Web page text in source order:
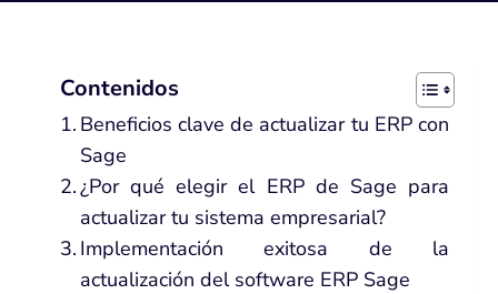
Contenidos
Beneficios clave de actualizar tu ERP con
Sage
¿Por qué elegir el ERP de Sage para
actualizar tu sistema empresarial?
Implementación exitosa de la
actualización del software ERP Sage